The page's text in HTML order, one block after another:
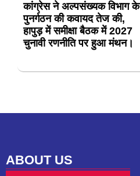
कांग्रेस ने अल्पसंख्यक विभाग के
पुनर्गठन की कवायद तेज की,
हापुड़ में समीक्षा बैठक में 2027
चुनावी रणनीति पर हुआ मंथन।
ABOUT US